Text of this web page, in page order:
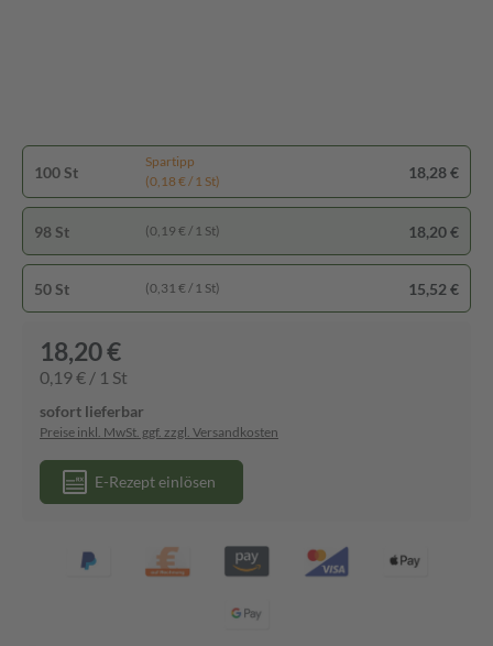
100 St
Spartipp
(0,18 € / 1 St)
18,28 €
98 St (0,19 € / 1 St) 18,20 €
50 St (0,31 € / 1 St) 15,52 €
18,20 €
0,19 € / 1 St
sofort lieferbar
Preise inkl. MwSt. ggf. zzgl. Versandkosten
E-Rezept einlösen